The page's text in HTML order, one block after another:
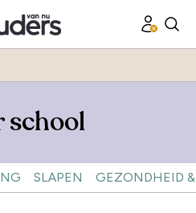
school
SLAPEN GEZONDHEID